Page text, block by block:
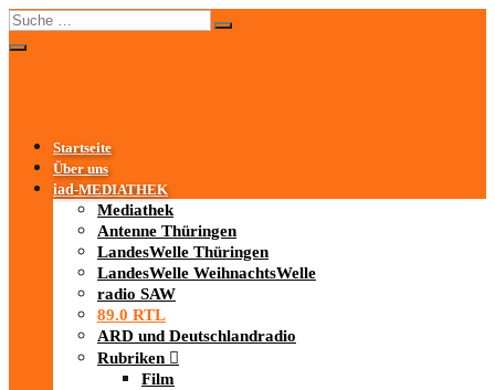
Startseite
Über uns
iad-MEDIATHEK
Mediathek
Antenne Thüringen
LandesWelle Thüringen
LandesWelle WeihnachtsWelle
radio SAW
89.0 RTL
ARD und Deutschlandradio
Rubriken
Film